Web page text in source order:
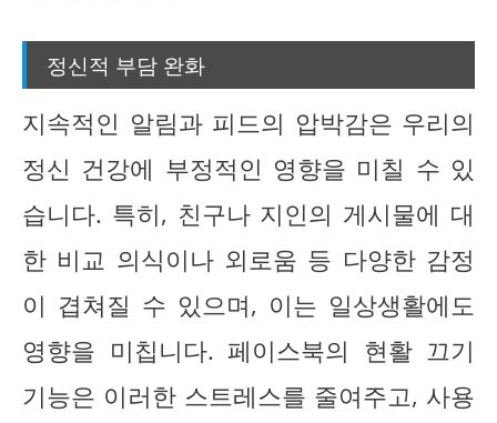
정신적 부담 완화
지속적인 알림과 피드의 압박감은 우리의
정신 건강에 부정적인 영향을 미칠 수 있
습니다. 특히, 친구나 지인의 게시물에 대
한 비교 의식이나 외로움 등 다양한 감정
이 겹쳐질 수 있으며, 이는 일상생활에도
영향을 미칩니다. 페이스북의 현활 끄기
기능은 이러한 스트레스를 줄여주고, 사용